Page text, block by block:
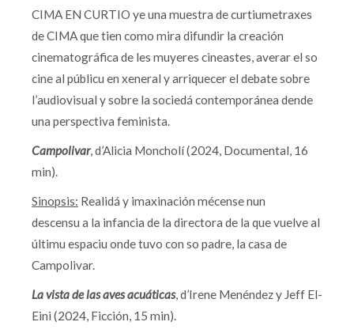
CIMA EN CURTIO ye una muestra de curtiumetraxes
de CIMA que tien como mira difundir la creación
cinematográfica de les muyeres cineastes, averar el so
cine al públicu en xeneral y arriquecer el debate sobre
l’audiovisual y sobre la sociedá contemporánea dende
una perspectiva feminista.
Campolivar, d’Alicia Moncholí (2024, Documental, 16
min).
Sinopsis: Realidá y imaxinación mécense nun
descensu a la infancia de la directora de la que vuelve al
últimu espaciu onde tuvo con so padre, la casa de
Campolivar.
La vista de las aves acuáticas, d’Irene Menéndez y Jeff El-
Eini (2024, Ficción, 15 min).